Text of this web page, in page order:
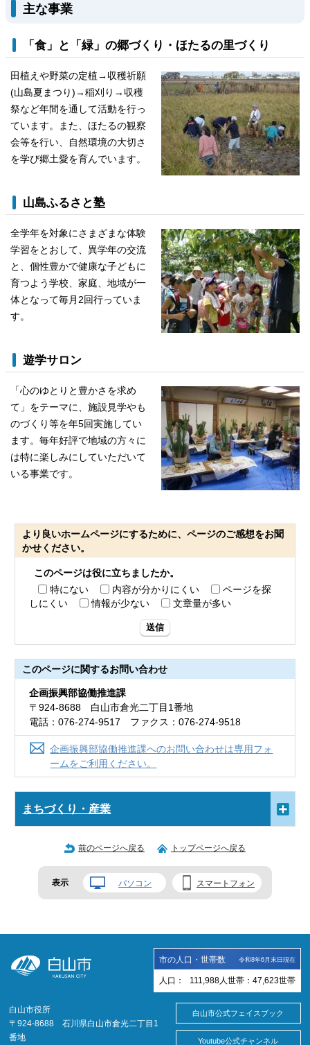
主な事業
「食」と「緑」の郷づくり・ほたるの里づくり
田植えや野菜の定植→収穫祈願
(山島夏まつり)→稲刈り→収穫
祭など年間を通して活動を行っ
ています。また、ほたるの観察
会等を行い、自然環境の大切さ
を学び郷土愛を育んでいます。
山島ふるさと塾
全学年を対象にさまざまな体験
学習をとおして、異学年の交流
と、個性豊かで健康な子どもに
育つよう学校、家庭、地域が一
体となって毎月2回行っていま
す。
遊学サロン
「心のゆとりと豊かさを求め
て」をテーマに、施設見学やも
のづくり等を年5回実施してい
ます。毎年好評で地域の方々に
は特に楽しみにしていただいて
いる事業です。
より良いホームページにするために、ページのご感想をお聞
かせください。
このページは役に立ちましたか。
特にない
内容が分かりにくい
ページを探
しにくい
情報が少ない 文章量が多い
送信
このページに関するお問い合わせ
企画振興部協働推進課
〒924-8688 白山市倉光二丁目1番地
電話：076-274-9517 ファクス：076-274-9518
企画振興部協働推進課へのお問い合わせは専用フォ
ームをご利用ください。
まちづくり・産業
前のページへ戻る トップページへ戻る
表示 パソコン スマートフォン
市の人口・世帯数 令和8年6月末日現在
人口： 111,988 人 世帯： 47,623世帯
白山市役所
〒924-8688 石川県白山市倉光二丁目1
番地
白山市公式フェイスブック
Youtube公式チャンネル